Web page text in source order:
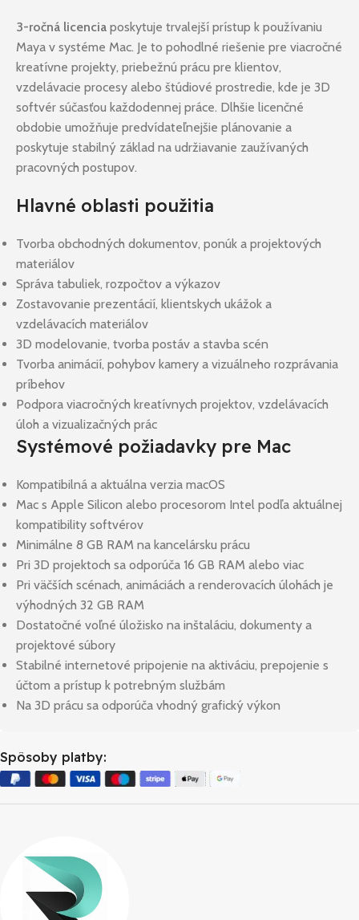
3-ročná licencia poskytuje trvalejší prístup k používaniu
Maya v systéme Mac. Je to pohodlné riešenie pre viacročné
kreatívne projekty, priebežnú prácu pre klientov,
vzdelávacie procesy alebo štúdiové prostredie, kde je 3D
softvér súčasťou každodennej práce. Dlhšie licenčné
obdobie umožňuje predvídateľnejšie plánovanie a
poskytuje stabilný základ na udržiavanie zaužívaných
pracovných postupov.
Hlavné oblasti použitia
Tvorba obchodných dokumentov, ponúk a projektových
materiálov
Správa tabuliek, rozpočtov a výkazov
Zostavovanie prezentácií, klientskych ukážok a
vzdelávacích materiálov
3D modelovanie, tvorba postáv a stavba scén
Tvorba animácií, pohybov kamery a vizuálneho rozprávania
príbehov
Podpora viacročných kreatívnych projektov, vzdelávacích
úloh a vizualizačných prác
Systémové požiadavky pre Mac
Kompatibilná a aktuálna verzia macOS
Mac s Apple Silicon alebo procesorom Intel podľa aktuálnej
kompatibility softvérov
Minimálne 8 GB RAM na kancelársku prácu
Pri 3D projektoch sa odporúča 16 GB RAM alebo viac
Pri väčších scénach, animáciách a renderovacích úlohách je
výhodných 32 GB RAM
Dostatočné voľné úložisko na inštaláciu, dokumenty a
projektové súbory
Stabilné internetové pripojenie na aktiváciu, prepojenie s
účtom a prístup k potrebným službám
Na 3D prácu sa odporúča vhodný grafický výkon
Spôsoby platby: